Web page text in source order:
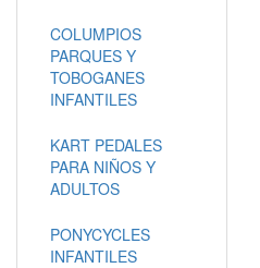
COLUMPIOS
PARQUES Y
TOBOGANES
INFANTILES
KART PEDALES
PARA NIÑOS Y
ADULTOS
PONYCYCLES
INFANTILES